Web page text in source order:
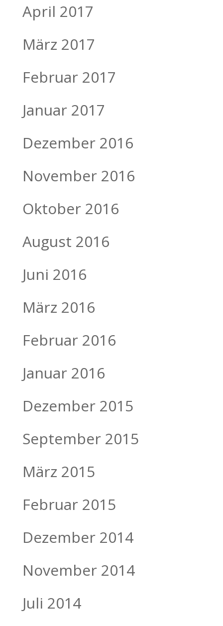
April 2017
März 2017
Februar 2017
Januar 2017
Dezember 2016
November 2016
Oktober 2016
August 2016
Juni 2016
März 2016
Februar 2016
Januar 2016
Dezember 2015
September 2015
März 2015
Februar 2015
Dezember 2014
November 2014
Juli 2014